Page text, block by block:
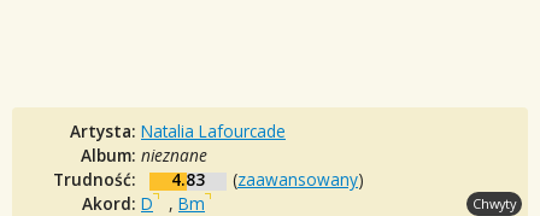
Artysta: Natalia Lafourcade
Album: nieznane
Trudność:
4.83 (zaawansowany)
Akord: D , Bm Chwyty